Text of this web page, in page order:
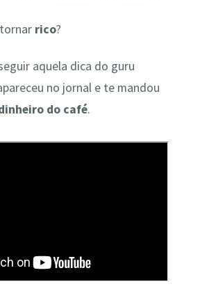
rico?
aquela dica do guru
no jornal e te mandou
do café.